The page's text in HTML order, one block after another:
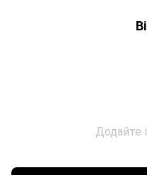
Додайте